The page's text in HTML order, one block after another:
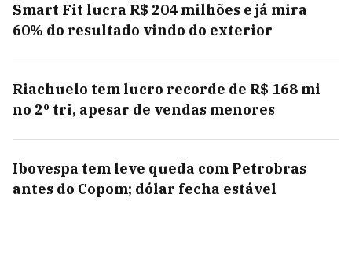
Smart Fit lucra R$ 204 milhões e já mira
60% do resultado vindo do exterior
Riachuelo tem lucro recorde de R$ 168 mi
no 2º tri, apesar de vendas menores
Ibovespa tem leve queda com Petrobras
antes do Copom; dólar fecha estável